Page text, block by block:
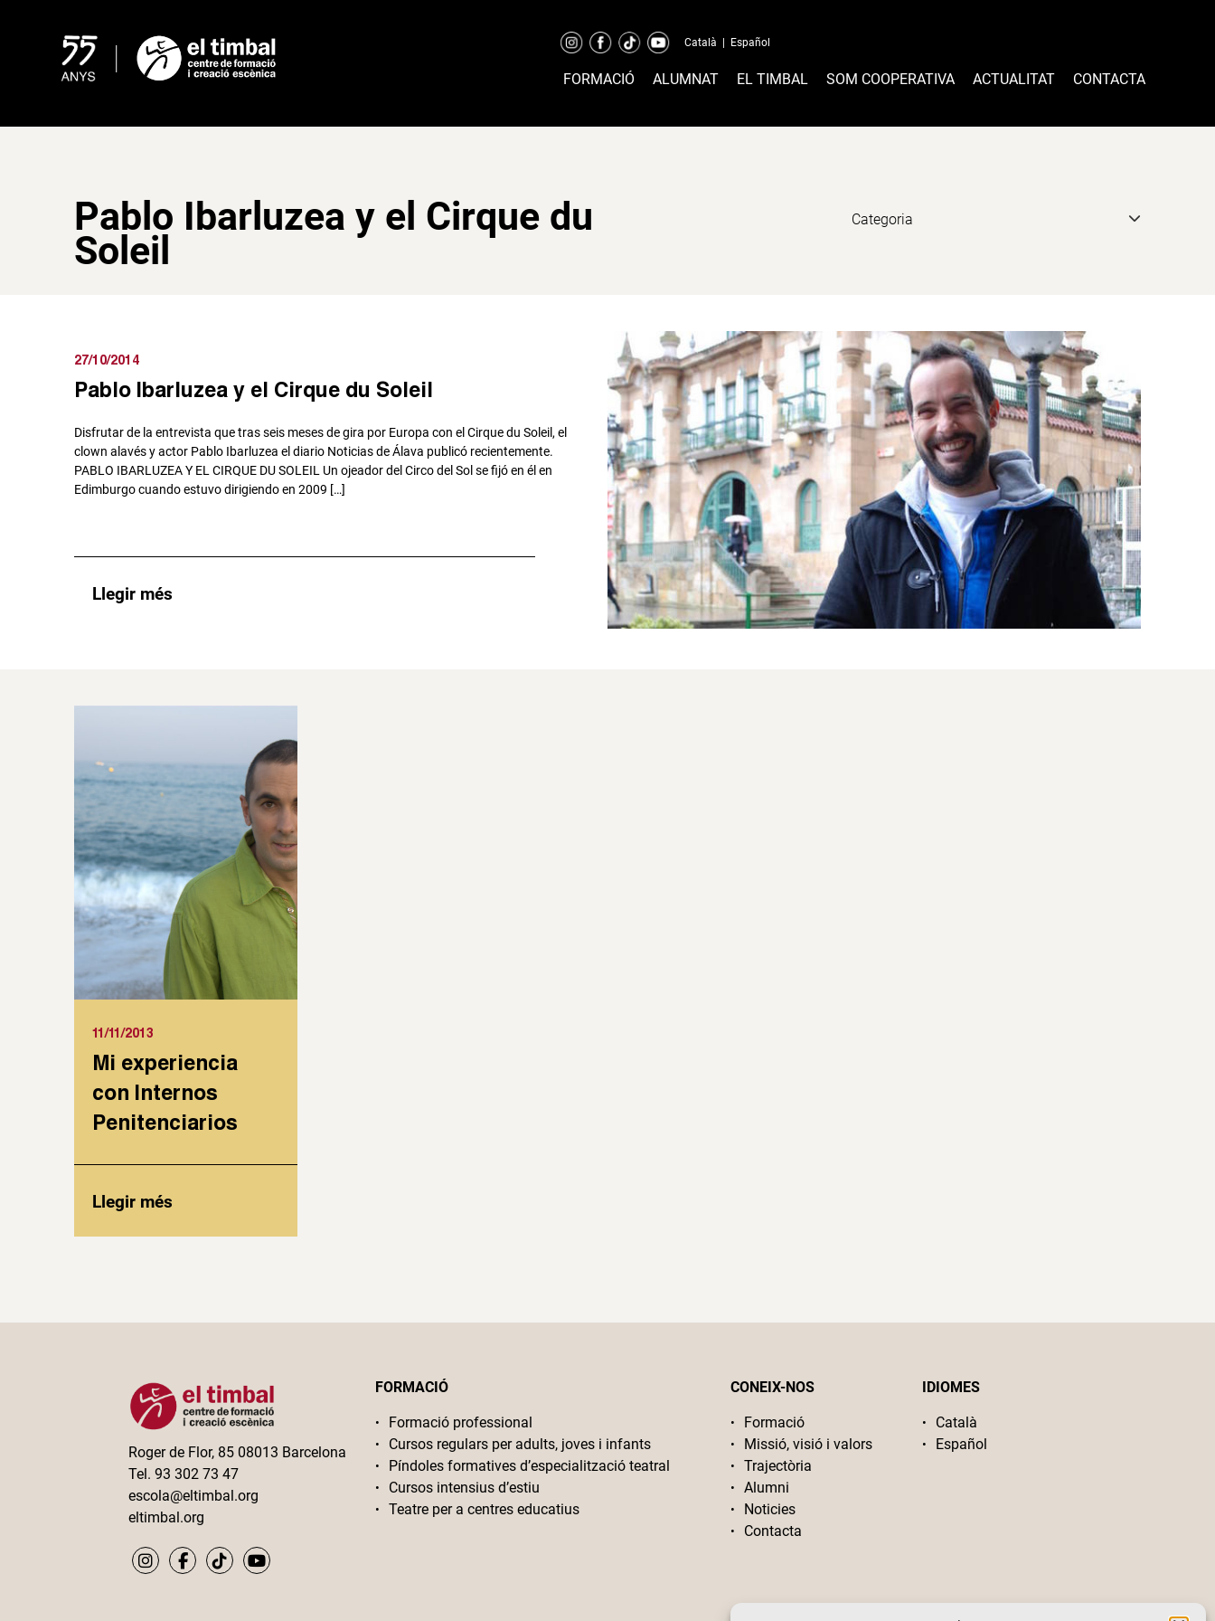
Català Español
FORMACIÓ ALUMNAT EL TIMBAL SOM COOPERATIVA ACTUALITAT CONTACTA
Pablo Ibarluzea y el Cirque du
Soleil
27/10/2014
Pablo Ibarluzea y el Cirque du Soleil
Disfrutar de la entrevista que tras seis meses de gira por Europa con el Cirque du Soleil, el
clown alavés y actor Pablo Ibarluzea el diario Noticias de Álava publicó recientemente.
PABLO IBARLUZEA Y EL CIRQUE DU SOLEIL Un ojeador del Circo del Sol se fijó en él en
Edimburgo cuando estuvo dirigiendo en 2009 […]
Llegir més
11/11/2013
Mi experiencia
con Internos
Penitenciarios
Llegir més
Roger de Flor, 85 08013 Barcelona
Tel. 93 302 73 47
escola@eltimbal.org
eltimbal.org
FORMACIÓ
Formació professional
Cursos regulars per adults, joves i infants
Píndoles formatives d’especialització teatral
Cursos intensius d’estiu
Teatre per a centres educatius
CONEIX-NOS
Formació
Missió, visió i valors
Trajectòria
Alumni
Noticies
Contacta
IDIOMES
Català
Español